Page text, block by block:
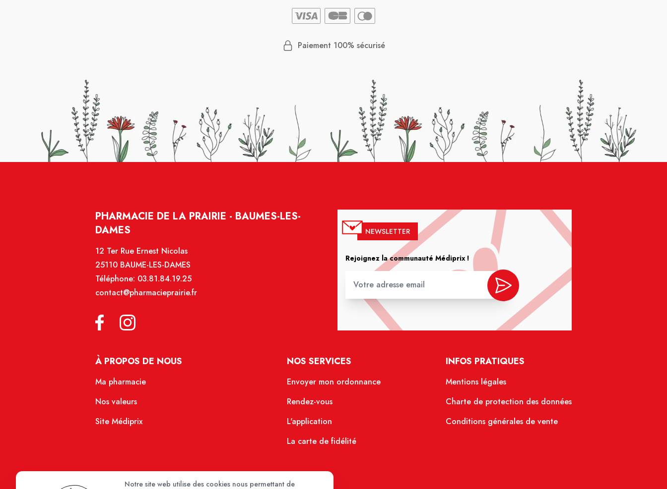
Paiement 100% sécurisé
PHARMACIE DE LA PRAIRIE - BAUMES-LES-
DAMES
12 Ter Rue Ernest Nicolas
25110 BAUME-LES-DAMES
Téléphone: 03.81.84.19.25
contact@pharmacieprairie.fr
NEWSLETTER
Rejoignez la communauté Médiprix !
À PROPOS DE NOUS
Ma pharmacie
Nos valeurs
Site Médiprix
NOS SERVICES
Envoyer mon ordonnance
Rendez-vous
L'application
La carte de fidélité
INFOS PRATIQUES
Mentions légales
Charte de protection des données
Conditions générales de vente
Notre site web utilise des cookies nous permettant de